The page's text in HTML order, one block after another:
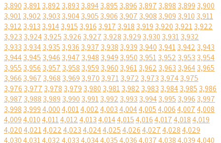
3,890 3,8913,892 3,893 3,8943,895 3,896 3,897 3,898 3,899 3,900
3,9013,902 3,903 3,9043,905 3,906 3,907 3,908 3,909 3,910 3,911
3,912 3,913 3,9143,915 3,916 3,917 3,918 3,919 3,920 3,9213,922
3,923 3,9243,925 3,926 3,927 3,928 3,929 3,930 3,9313,932
3,933 3,9343,935 3,936 3,937 3,938 3,939 3,940 3,9413,942 3,943
3,9443,945 3,946 3,947 3,948 3,949 3,950 3,9513,952 3,953 3,954
3,955 3,956 3,957 3,958 3,959 3,960 3,9613,962 3,963 3,9643,965
3,966 3,967 3,968 3,969 3,970 3,9713,972 3,973 3,9743,975
3,976 3,977 3,978 3,979 3,980 3,9813,982 3,983 3,9843,985 3,986
3,987 3,988 3,989 3,990 3,9913,992 3,993 3,9943,995 3,996 3,997
3,998 3,9994,0004,0014,0024,0034,0044,0054,0064,0074,008
4,0094,0104,0114,0124,0134,0144,0154,0164,0174,0184,019
4,0204,0214,0224,0234,0244,0254,0264,0274,0284,029
4,0304,0314,0324,0334,0344,0354,0364,0374,0384,0394,040